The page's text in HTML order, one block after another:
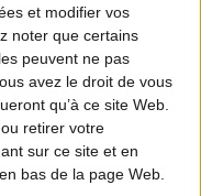
et modifier vos
noter que certains
peuvent ne pas
avez le droit de vous
qu’à ce site Web.
retirer votre
sur ce site et en
bas de la page Web.